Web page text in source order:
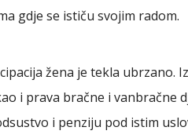
gdje se ističu svojim radom.
žena je tekla ubrzano.
i prava bračne i vanbračne
i penziju pod istim